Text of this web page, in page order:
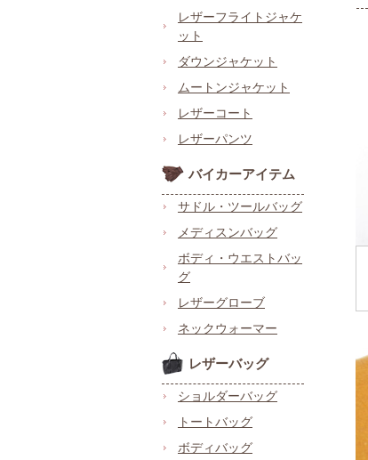
レザーフライトジャケ
ット
ダウンジャケット
ムートンジャケット
レザーコート
レザーパンツ
バイカーアイテム
サドル・ツールバッグ
メディスンバッグ
ボディ・ウエストバッ
グ
レザーグローブ
ネックウォーマー
レザーバッグ
ショルダーバッグ
トートバッグ
ボディバッグ